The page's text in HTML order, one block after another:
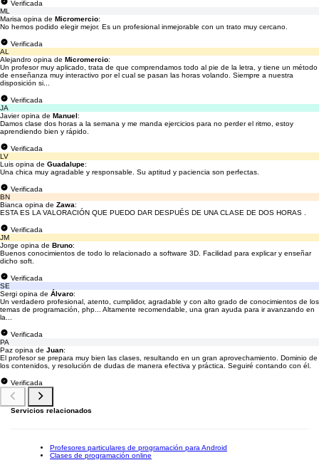
Verificada
ML
Marisa opina de Micromercio:
No hemos podido elegir mejor. Es un profesional inmejorable con un trato muy cercano.
Verificada
AL
Alejandro opina de Micromercio:
Un profesor muy aplicado, trata de que comprendamos todo al pie de la letra, y tiene un método
de enseñanza muy interactivo por el cual se pasan las horas volando. Siempre a nuestra
disposición si...
Verificada
JA
Javier opina de Manuel:
Damos clase dos horas a la semana y me manda ejercicios para no perder el ritmo, estoy
aprendiendo bien y rápido.
Verificada
LV
Luis opina de Guadalupe:
Una chica muy agradable y responsable. Su aptitud y paciencia son perfectas.
Verificada
BN
Bianca opina de Zawa:
ESTA ES LA VALORACIÓN QUE PUEDO DAR DESPUÉS DE UNA CLASE DE DOS HORAS .
Verificada
JM
Jorge opina de Bruno:
Buenos conocimientos de todo lo relacionado a software 3D. Facilidad para explicar y enseñar
dicho soft.
Verificada
SE
Sergi opina de Álvaro:
Un verdadero profesional, atento, cumplidor, agradable y con alto grado de conocimientos de los
temas de programación, php... Altamente recomendable, una gran ayuda para ir avanzando en
la...
Verificada
PA
Paz opina de Juan:
El profesor se prepara muy bien las clases, resultando en un gran aprovechamiento. Dominio de
los contenidos, y resolución de dudas de manera efectiva y práctica. Seguiré contando con él.
Verificada
Servicios relacionados
Profesores particulares de programación para Android
Clases de programación online